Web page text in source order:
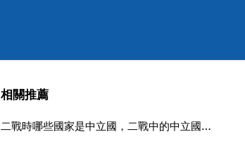
相關推薦
二戰時哪些國家是中立國，二戰中的中立國都有哪幾國